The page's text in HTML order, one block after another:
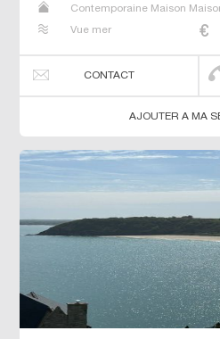
Contemporaine Maison
Vue mer
CONTACT
AJOUTER A MA